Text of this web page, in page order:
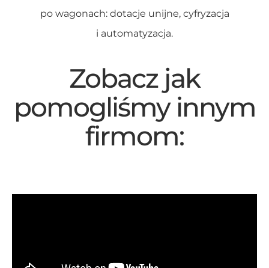
po wagonach: dotacje unijne, cyfryzacja
i automatyzacja.
Zobacz jak
pomogliśmy innym
firmom: